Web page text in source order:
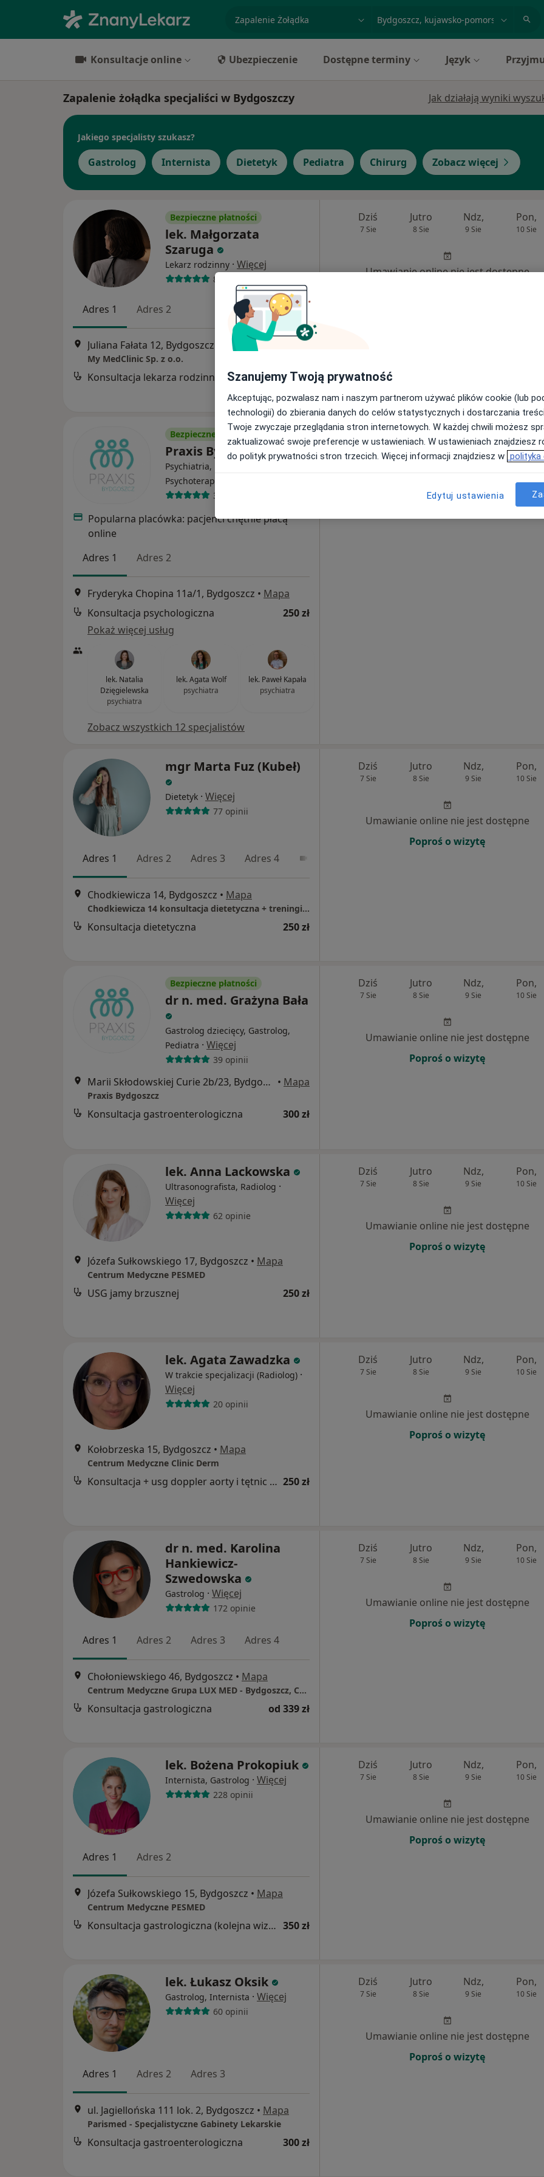
specjalizacja, badanie lub nazwisko
Konsultacje online Ubezpieczenie Dostępne terminy Język
Zapalenie żołądka specjaliści w Bydgoszczy Jak działają wyniki
Jakiego specjalisty szukasz?
Gastrolog Internista Dietetyk Pediatra Chirurg Zobacz więcej
Bezpieczne płatności
lek. Małgorzata
Szaruga
Lekarz rodzinny · Więcej
8 opinii
Adres 1 Adres 2
Juliana Fałata 12, Bydgoszcz Mapa
My MedClinic Sp. z o.o.
Konsultacja lekarza rodzinnego 250 zł
Dziś
7 Sie
Jutro
8 Sie
Ndz,
9 Sie
Pon,
10 Sie
Umawianie online nie jest dostępne
Bezpieczne płatności
Praxis Bydgoszcz
Psychiatria, Psychologia,
Psychoterapia
3295 opinii
Popularna placówka: pacjenci chętnie płacą
online
Adres 1
Adres 2
Fryderyka Chopina 11a/1, Bydgoszcz • Mapa
Konsultacja psychologiczna
250 zł
Pokaż więcej usług
lek. Natalia
Dzięgielewska
psychiatra
lek. Agata Wolf
psychiatra
lek. Paweł Kapała
psychiatra
Zobacz wszystkich 12 specjalistów
Dziś
7 Sie
Jutro
8 Sie
Ndz,
9 Sie
Pon,
10 Sie
mgr Marta Fuz (Kubeł)
Dietetyk · Więcej
77 opinii
Adres 1 Adres 2 Adres 3 Adres 4
Chodkiewicza 14, Bydgoszcz • Mapa
Chodkiewicza 14 konsultacja dietetyczna + treningi indywidualne 1:1
Konsultacja dietetyczna 250 zł
Dziś
7 Sie
Jutro
8 Sie
Ndz,
9 Sie
Pon,
10 Sie
Umawianie online nie jest dostępne
Poproś o wizytę
Bezpieczne płatności
dr n. med. Grażyna Bała
Gastrolog dziecięcy, Gastrolog,
Pediatra · Więcej
39 opinii
Marii Skłodowskiej Curie 2b/23, Bydgoszcz • Mapa
Praxis Bydgoszcz
Konsultacja gastroenterologiczna 300 zł
Dziś
7 Sie
Jutro
8 Sie
Ndz,
9 Sie
Pon,
10 Sie
Umawianie online nie jest dostępne
Poproś o wizytę
lek. Anna Lackowska
Ultrasonografista, Radiolog ·
Więcej
62 opinie
Józefa Sułkowskiego 17, Bydgoszcz • Mapa
Centrum Medyczne PESMED
USG jamy brzusznej 250 zł
Dziś
7 Sie
Jutro
8 Sie
Ndz,
9 Sie
Pon,
10 Sie
Umawianie online nie jest dostępne
Poproś o wizytę
lek. Agata Zawadzka
W trakcie specjalizacji (Radiolog) ·
Więcej
20 opinii
Kołobrzeska 15, Bydgoszcz • Mapa
Centrum Medyczne Clinic Derm
Konsultacja + usg doppler aorty i tętnic biodrowych 250 zł
Dziś
7 Sie
Jutro
8 Sie
Ndz,
9 Sie
Pon,
10 Sie
Umawianie online nie jest dostępne
Poproś o wizytę
dr n. med. Karolina
Hankiewicz-
Szwedowska
Gastrolog · Więcej
172 opinie
Adres 1 Adres 2 Adres 3 Adres 4
Chołoniewskiego 46, Bydgoszcz • Mapa
Centrum Medyczne Grupa LUX MED - Bydgoszcz, Chołoniewskiego 46
Konsultacja gastrologiczna od 339 zł
Dziś
7 Sie
Jutro
8 Sie
Ndz,
9 Sie
Pon,
10 Sie
Umawianie online nie jest dostępne
Poproś o wizytę
lek. Bożena Prokopiuk
Internista, Gastrolog · Więcej
228 opinii
Adres 1 Adres 2
Józefa Sułkowskiego 15, Bydgoszcz • Mapa
Centrum Medyczne PESMED
Konsultacja gastrologiczna (kolejna wizyta) 350 zł
Dziś
7 Sie
Jutro
8 Sie
Ndz,
9 Sie
Pon,
10 Sie
Umawianie online nie jest dostępne
Poproś o wizytę
lek. Łukasz Oksik
Gastrolog, Internista · Więcej
60 opinii
Adres 1 Adres 2 Adres 3
ul. Jagiellońska 111 lok. 2, Bydgoszcz • Mapa
Parismed - Specjalistyczne Gabinety Lekarskie
Konsultacja gastroenterologiczna 300 zł
Dziś
7 Sie
Jutro
8 Sie
Ndz,
9 Sie
Pon,
10 Sie
Umawianie online nie jest dostępne
Poproś o wizytę
Szanujemy Twoją prywatność
Akceptując, pozwalasz nam i naszym partnerom używać plików cookie (lub
technologii) do zbierania danych do celów statystycznych i dostarczania
Twoje zwyczaje przeglądania stron internetowych. W każdej chwili możesz
zaktualizować swoje preferencje w ustawieniach. W ustawieniach znajdziesz
do polityk prywatności stron trzecich. Więcej informacji znajdziesz w polityka
Edytuj ustawienia